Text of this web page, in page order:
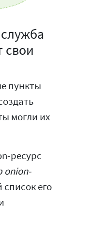
свои
пункты
могли их
ресурс
onion-
его